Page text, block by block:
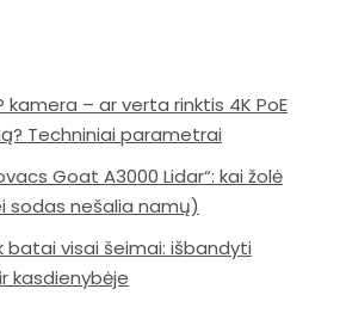
kamera – ar verta rinktis 4K PoE
Techniniai parametrai
Goat A3000 Lidar“: kai žolė
sodas nešalia namų)
batai visai šeimai: išbandyti
kasdienybėje